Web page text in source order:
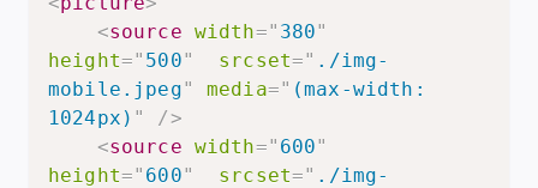
<source width=" 380"
height=" 500" srcset=" ./img-
mobile.jpeg" media=" (max-width:
1024px) "
/>
<source width=" 600"
height=" 600" srcset=" ./img-